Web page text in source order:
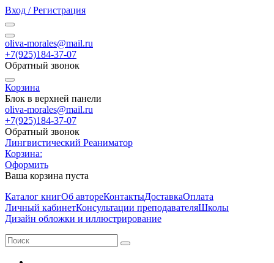
Вход / Регистрация
oliva-morales@mail.ru
+7(925)184-37-07
Обратный звонок
Корзина
Блок в верхней панели
oliva-morales@mail.ru
+7(925)184-37-07
Обратный звонок
Лингвистический Реаниматор
Корзина:
Оформить
Ваша корзина пуста
Каталог книгОб автореКонтактыДоставкаОплата
Личный кабинетКонсультации преподавателяШколы
Дизайн обложки и иллюстрирование